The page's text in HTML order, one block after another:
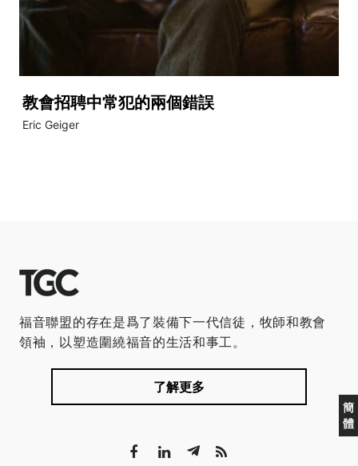
教會招聘中常犯的兩個錯誤
Eric Geiger
簡
體
福音聯盟的存在是爲了裝備下一代信徒，牧師和教會
領袖，以塑造圍繞福音的生活和事工。
了解更多